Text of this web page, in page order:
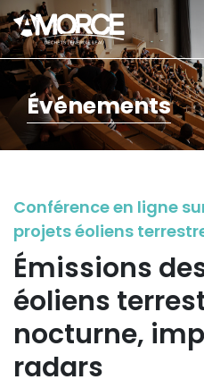
Événements
Conférence en ligne
projets éoliens
Émissions
éoliens
nocturne,
radars